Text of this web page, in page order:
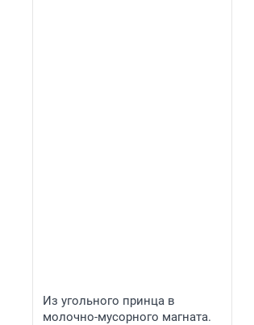
Из угольного принца в
молочно-мусорного магната.